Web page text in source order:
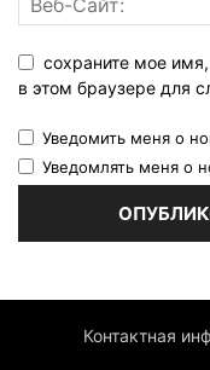
сохраните мое
в этом браузере для
Уведомить меня о
Уведомлять меня о
Контактная